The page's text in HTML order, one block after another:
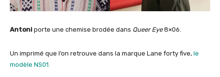
Antoni porte une chemise brodée dans Queer Eye8×06.
Un imprimé que l’on retrouve dans la marque Lane forty five, le
modèle NS01.